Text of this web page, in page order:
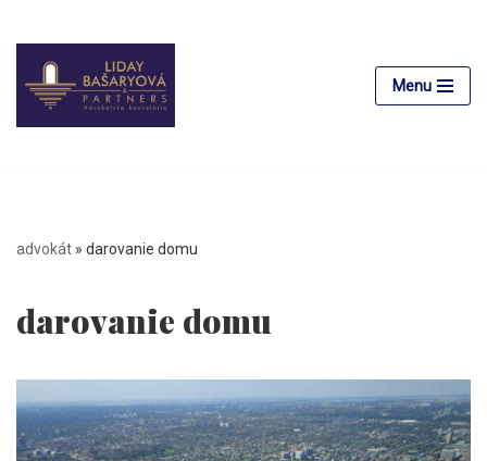
Preskočiť
na
obsah
Menu
advokát » darovanie domu
darovanie domu